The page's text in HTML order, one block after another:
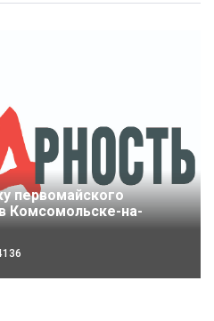
первомайского
Комсомольске-на-